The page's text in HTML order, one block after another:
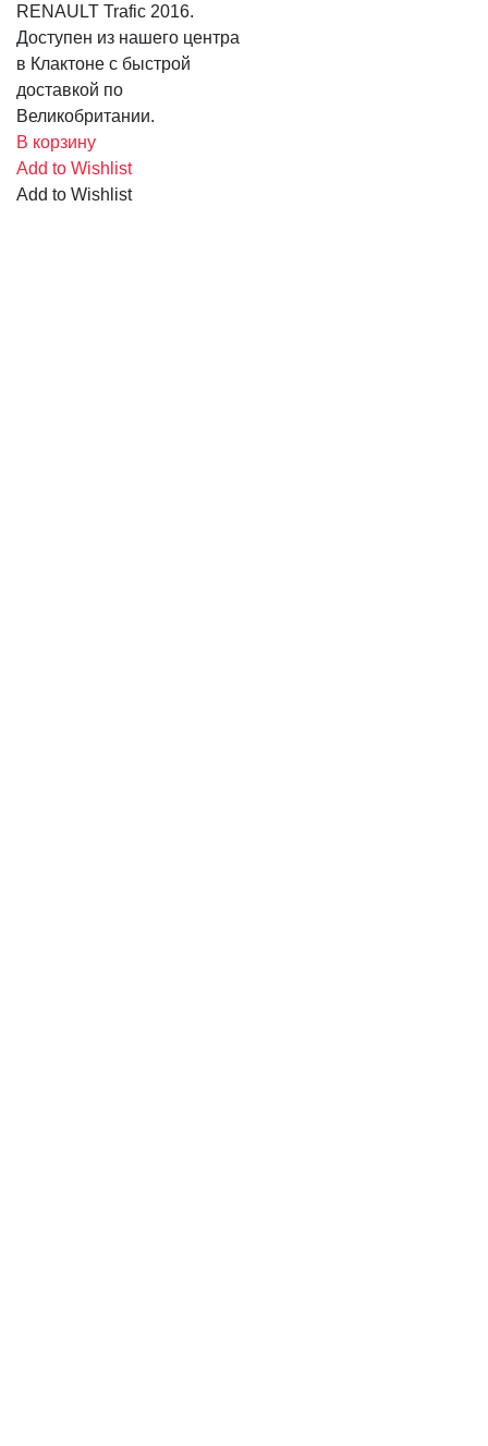
RENAULT Trafic 2016.
Доступен из нашего центра
в Клактоне с быстрой
доставкой по
Великобритании.
В корзину
Add to Wishlist
Add to Wishlist